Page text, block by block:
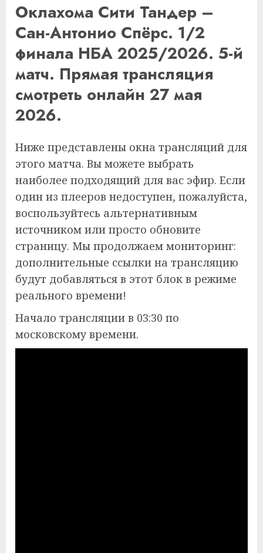
Оклахома Сити Тандер –
Сан-Антонио Спёрс. 1/2
финала НБА 2025/2026. 5-й
матч. Прямая трансляция
смотреть онлайн 27 мая
2026.
Ниже представлены окна трансляций для
этого матча. Вы можете выбрать
наиболее подходящий для вас эфир. Если
один из плееров недоступен, пожалуйста,
воспользуйтесь альтернативным
источником или просто обновите
страницу. Мы продолжаем мониторинг:
дополнительные ссылки на трансляцию
будут добавляться в этот блок в режиме
реального времени!
Начало трансляции в 03:30 по
московскому времени.